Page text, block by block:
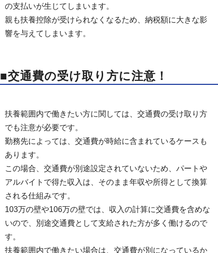
の支払いが生じてしまいます。
親も扶養控除が受けられなくなるため、納税額に大きな影
響を与えてしまいます。
■交通費の受け取り方に注意！
扶養範囲内で働きたい方に関しては、交通費の受け取り方
でも注意が必要です。
勤務先によっては、交通費が時給に含まれているケースも
あります。
この場合、交通費が別途設定されていないため、パートや
アルバイトで得た収入は、そのまま年収や所得として換算
される仕組みです。
103万の壁や106万の壁では、収入の計算に交通費を含めな
いので、別途交通費として支給された方が多く働けるので
す。
扶養範囲内で働きたい場合は、交通費が別になっているか